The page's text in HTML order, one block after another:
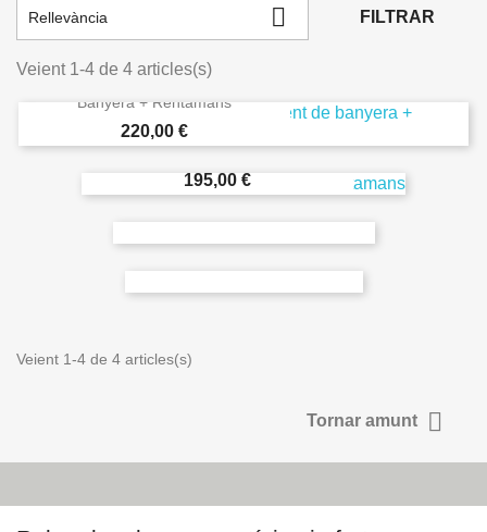
Rellevància  FILTRAR
Veient 1-4 de 4 articles(s)
Conjunt Aixeta Monocomandament De
Banyera + Rentamans
Preu
220,00 €
Conjunt Aixeta Monocomandament De
Dutxa + Rentamans
Preu
195,00 €
Aixeta Banyera TRIO
Veient 1-4 de 4 articles(s)
Tornar amunt 